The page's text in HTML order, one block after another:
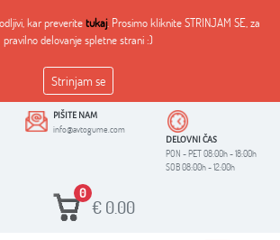
kar preveritetukaj. Prosimo kliknite STRINJAM SE, za
pravilno delovanje spletne strani :)
Strinjam se
PIŠITE NAM
info@avtogume.com
DELOVNI ČAS
PON - PET 08:00h - 18:00h
SOB 08:00h - 12:00h
0
€ 0.00